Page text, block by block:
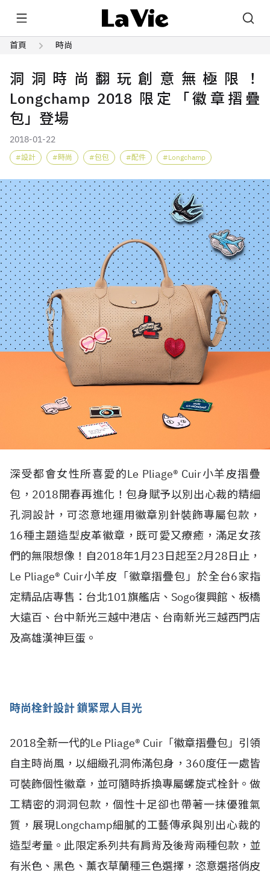
首頁 時尚
洞洞時尚翻玩創意無極限！
Longchamp 2018 限定「徽章摺疊
包」登場
2018-01-22
設計 時尚 包包 配件 Longchamp
深受都會女性所喜愛的Le Pliage® Cuir小羊皮摺疊
包，2018開春再進化！包身賦予以別出心裁的精細
孔洞設計，可恣意地運用徽章別針裝飾專屬包款，
16種主題造型皮革徽章，既可愛又療癒，滿足女孩
們的無限想像！自2018年1月23日起至2月28日止，
Le Pliage® Cuir小羊皮「徽章摺疊包」於全台6家指
定精品店專售：台北101旗艦店、Sogo復興館、板橋
大遠百、台中新光三越中港店、台南新光三越西門店
及高雄漢神巨蛋。
時尚栓針設計 鎖緊眾人目光
2018全新一代的Le Pliage® Cuir「徽章摺疊包」引領
自主時尚風，以細緻孔洞佈滿包身，360度任一處皆
可裝飾個性徽章，並可隨時拆換專屬螺旋式栓針。做
工精密的洞洞包款，個性十足卻也帶著一抹優雅氣
質，展現Longchamp細膩的工藝傳承與別出心裁的
造型考量。此限定系列共有肩背及後背兩種包款，並
有米色、黑色、薰衣草蘭種三色選擇，恣意選搭俏皮